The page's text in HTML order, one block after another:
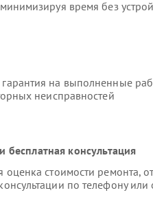
время без
на выполненные
неисправностей
консультация
стоимости ремонта,
по телефону или